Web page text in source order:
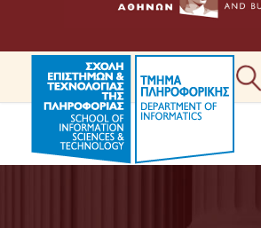
THE DEPARTMENT